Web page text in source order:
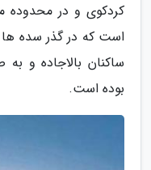
کردکوی و در محدوده
است که در گذر سده ها
ساکنان بالاجاده و
بوده است.